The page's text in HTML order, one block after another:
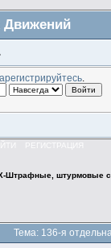
.
РЕГИСТРАЦИЯ
Штрафные, штурмовые
Тема: 136-я